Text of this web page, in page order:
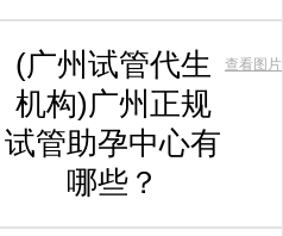
(广州试管代生
机构)广州正规
试管助孕中心有
哪些？
查看图片